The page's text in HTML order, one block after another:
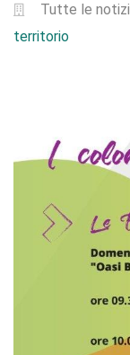
Tutte le
territorio